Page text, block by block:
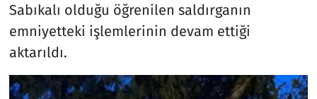
Sabıkalı olduğu öğrenilen saldırganın
emniyetteki işlemlerinin devam ettiği
aktarıldı.